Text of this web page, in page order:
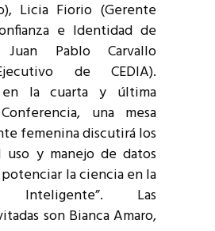
Licia Fiorio (Gerente
e Identidad de
Pablo Carvallo
de CEDIA).
en la cuarta y última
una mesa
femenina discutirá los
uso y manejo de datos
la ciencia en la
Inteligente”. Las
son Bianca Amaro,